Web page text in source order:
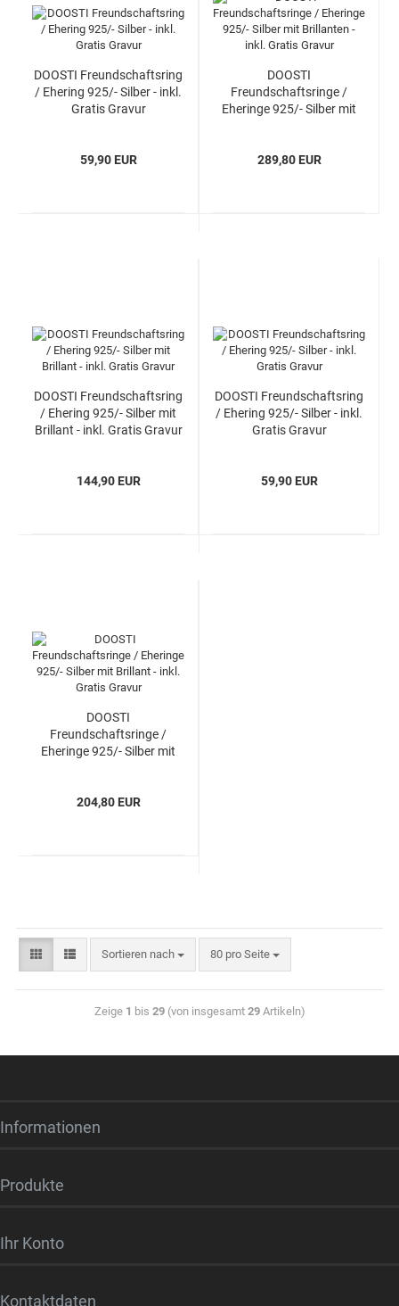
DOOSTI Freundschaftsring
/ Ehering 925/- Silber - inkl.
Gratis Gravur
59,90 EUR
DOOSTI
Freundschaftsringe /
Eheringe 925/- Silber mit
289,80 EUR
DOOSTI Freundschaftsring
/ Ehering 925/- Silber mit
Brillant - inkl. Gratis Gravur
144,90 EUR
DOOSTI Freundschaftsring
/ Ehering 925/- Silber - inkl.
Gratis Gravur
59,90 EUR
DOOSTI
Freundschaftsringe /
Eheringe 925/- Silber mit
204,80 EUR
Sortieren nach 80 pro Seite
Zeige 1 bis 29(von insgesamt 29Artikeln)
Informationen
Produkte
Ihr Konto
Kontaktdaten